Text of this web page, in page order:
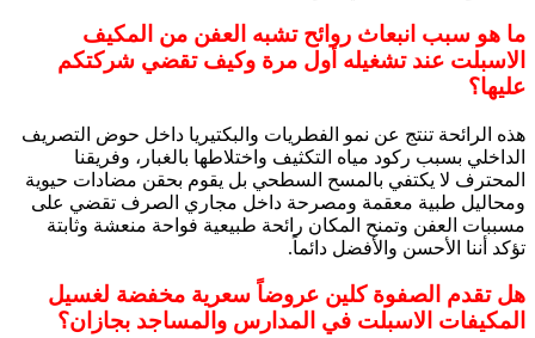
ما هو سبب انبعاث روائح تشبه العفن من المكيف
الاسبلت عند تشغيله أول مرة وكيف تقضي شركتكم
عليها؟
هذه الرائحة تنتج عن نمو الفطريات والبكتيريا داخل حوض التصريف
الداخلي بسبب ركود مياه التكثيف واختلاطها بالغبار، وفريقنا
المحترف لا يكتفي بالمسح السطحي بل يقوم بحقن مضادات حيوية
ومحاليل طبية معقمة ومصرحة داخل مجاري الصرف تقضي على
مسببات العفن وتمنح المكان رائحة طبيعية فواحة منعشة وثابتة
تؤكد أننا الأحسن والأفضل دائماً.
هل تقدم الصفوة كلين عروضاً سعرية مخفضة لغسيل
المكيفات الاسبلت في المدارس والمساجد بجازان؟